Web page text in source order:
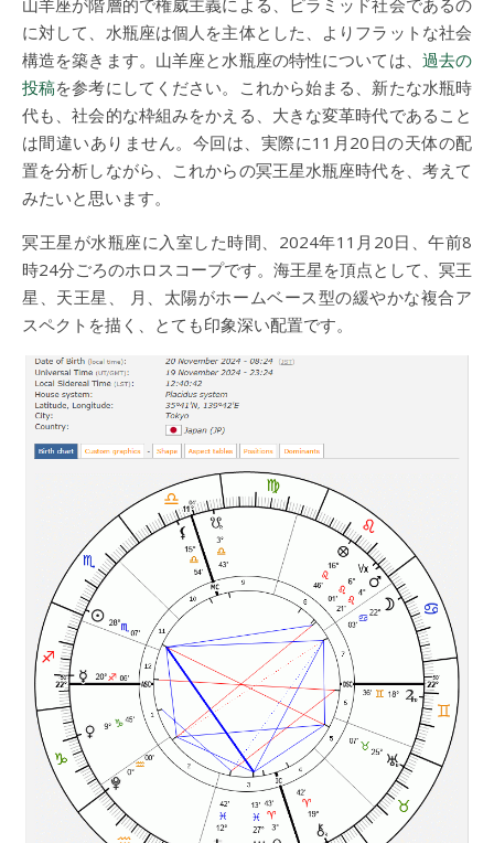
山羊座が階層的で権威主義による、ピラミッド社会であるの
に対して、水瓶座は個人を主体とした、よりフラットな社会
構造を築きます。山羊座と水瓶座の特性については、 過去の
投稿を参考にしてください。これから始まる、新たな水瓶時
代も、社会的な枠組みをかえる、大きな変革時代であること
は間違いありません。今回は、実際に11月20日の天体の配
置を分析しながら、これからの冥王星水瓶座時代を、考えて
みたいと思います。
冥王星が水瓶座に入室した時間、2024年11月20日、午前8
時24分ごろのホロスコープです。海王星を頂点として、冥王
星、天王星、 月、太陽がホームベース型の緩やかな複合ア
スペクトを描く、とても印象深い配置です。